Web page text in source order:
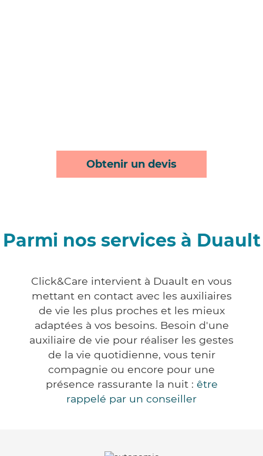
Obtenir un devis
Parmi nos services à Duault
Click&Care intervient à Duault en vous
mettant en contact avec les auxiliaires
de vie les plus proches et les mieux
adaptées à vos besoins. Besoin d'une
auxiliaire de vie pour réaliser les gestes
de la vie quotidienne, vous tenir
compagnie ou encore pour une
présence rassurante la nuit : être
rappelé par un conseiller